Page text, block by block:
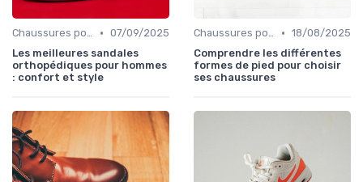
Chaussures pour Conditions Spécifiques • 07/09/2025
Les meilleures sandales
orthopédiques pour hommes
: confort et style
Chaussures pour Conditions Spécifiques • 18/08/2025
Comprendre les différentes
formes de pied pour choisir
ses chaussures